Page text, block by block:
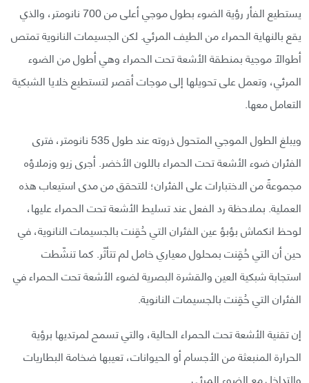
يستطيع الفأر رؤية الضوء بطول موجي أعلى من 700 نانومتر، والذي
يقع بالنهاية الحمراء من الطيف المرئي. لكن الجسيمات النانوية تمتص
أطوالًا موجية بمنطقة الأشعة تحت الحمراء وهي أطول من الضوء
المرئي، وتعمل على تحويلها إلى موجات أقصر لتستطيع خلايا الشبكية
التعامل معها.
ويبلغ الطول الموجي المتحول ذروته عند طول 535 نانومتر، فترى
الفئران ضوء الأشعة تحت الحمراء باللون الأخضر. أجرى زيو وزملاؤه
مجموعةً من الاختبارات على الفئران؛ للتحقق من مدى استيعاب هذه
العملية. بملاحظة رد الفعل عند تسليط الأشعة تحت الحمراء عليها،
لوحظ انكماش بؤبؤ عين الفئران التي حُقِنت بالجسيمات النانوية، في
حين أن التي حُقِنت بمحلول معياري خامل لم تتأثّر. كما تنشّطت
استجابة شبكية العين والقشرة البصرية لضوء الأشعة تحت الحمراء في
الفئران التي حُقِنت بالجسيمات النانوية.
إن تقنية الأشعة تحت الحمراء الحالية، والتي تسمح لمرتديها برؤية
الحرارة المنبعثة من الأجسام أو الحيوانات، تعيبها ضخامة البطاريات
والتداخل مع الضوء المرئي.